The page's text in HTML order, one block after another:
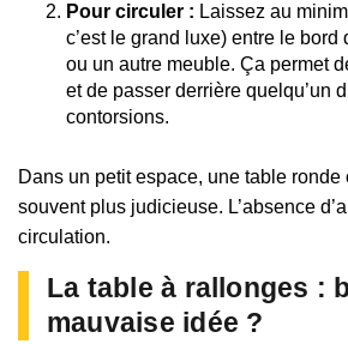
Pour circuler : Laissez au
c’est le grand luxe) entre le bord
ou un autre meuble. Ça permet
et de passer derrière quelqu’un
contorsions.
Dans un petit espace, une table ronde
souvent plus judicieuse. L’absence
circulation.
La table à rallonges :
mauvaise idée ?